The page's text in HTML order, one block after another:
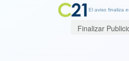
El aviso finaliza
Finalizar